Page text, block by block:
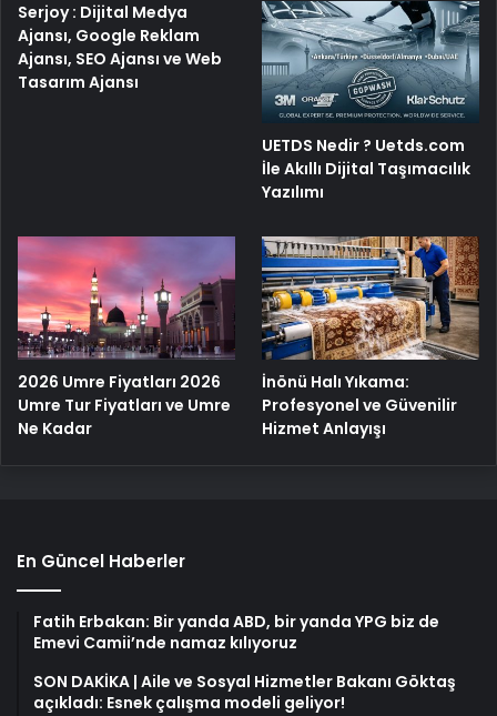
Serjoy : Dijital Medya
Ajansı, Google Reklam
Ajansı, SEO Ajansı ve Web
Tasarım Ajansı
UETDS Nedir ? Uetds.com
İle Akıllı Dijital Taşımacılık
Yazılımı
2026 Umre Fiyatları 2026
Umre Tur Fiyatları ve Umre
Ne Kadar
İnönü Halı Yıkama:
Profesyonel ve Güvenilir
Hizmet Anlayışı
En Güncel Haberler
Fatih Erbakan: Bir yanda ABD, bir yanda YPG biz de
Emevi Camii’nde namaz kılıyoruz
SON DAKİKA | Aile ve Sosyal Hizmetler Bakanı Göktaş
açıkladı: Esnek çalışma modeli geliyor!